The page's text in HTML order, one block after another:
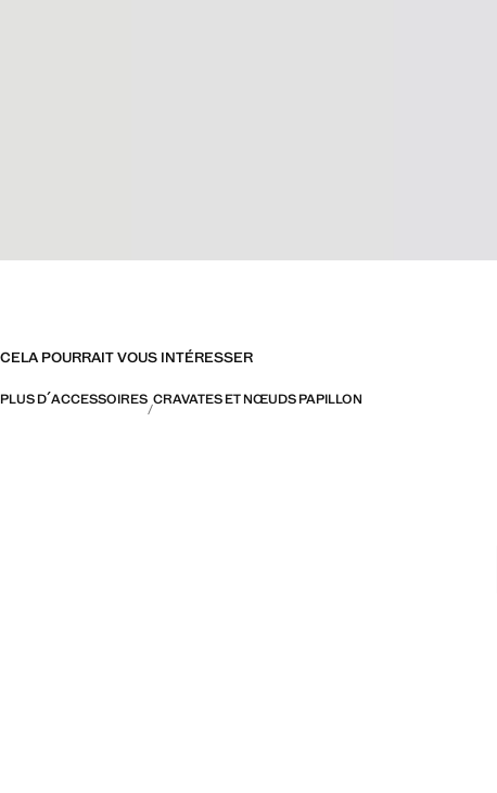
CELA POURRAIT VOUS INTÉRESSER
PLUS D´ACCESSOIRES CRAVATES ET NŒUDS PAPILLON